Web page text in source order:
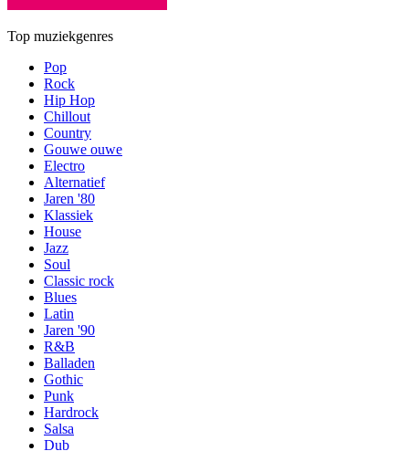
Top muziekgenres
Pop
Rock
Hip Hop
Chillout
Country
Gouwe ouwe
Electro
Alternatief
Jaren '80
Klassiek
House
Jazz
Soul
Classic rock
Blues
Latin
Jaren '90
R&B
Balladen
Gothic
Punk
Hardrock
Salsa
Dub